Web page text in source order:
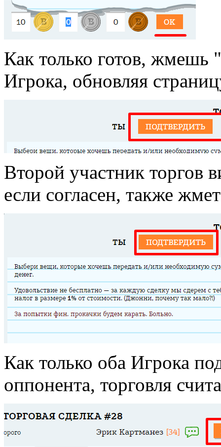
Как только готов, жмешь
Игрока, обновляя
Второй участник торгов
если согласен, также
Как только оба Игрока
оппонента, торговля